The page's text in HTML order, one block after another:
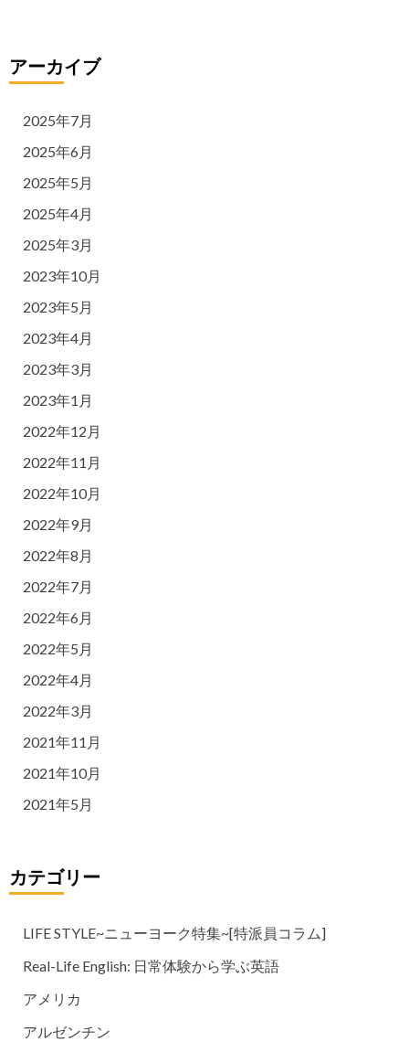
アーカイブ
2025年7月
2025年6月
2025年5月
2025年4月
2025年3月
2023年10月
2023年5月
2023年4月
2023年3月
2023年1月
2022年12月
2022年11月
2022年10月
2022年9月
2022年8月
2022年7月
2022年6月
2022年5月
2022年4月
2022年3月
2021年11月
2021年10月
2021年5月
カテゴリー
LIFE STYLE~ニューヨーク特集~[特派員コラム]
Real-Life English: 日常体験から学ぶ英語
アメリカ
アルゼンチン